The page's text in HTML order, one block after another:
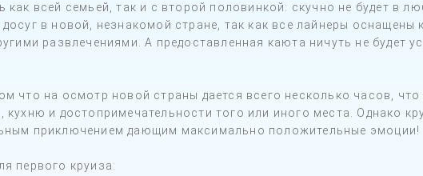
всей семьей, так и с второй половинкой: скучно не будет в
в новой, незнакомой стране, так как все лайнеры оснащены
развлечениями. А предоставленная каюта ничуть не будет
что на осмотр новой страны дается всего несколько часов,
и достопримечательности того или иного места. Однако
приключением дающим максимально положительные эмоции!
первого круиза: